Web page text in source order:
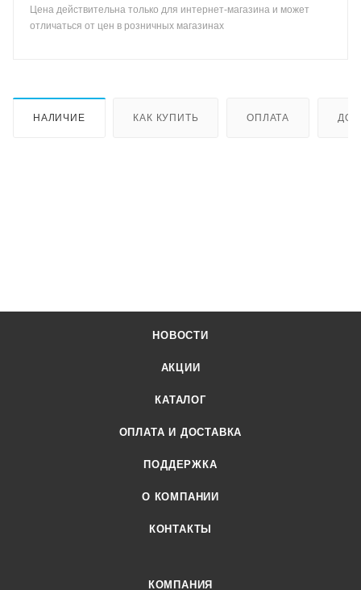
Цена действительна только для интернет-магазина и может
отличаться от цен в розничных магазинах
НАЛИЧИЕ КАК КУПИТЬ ОПЛАТА
НОВОСТИ
АКЦИИ
КАТАЛОГ
ОПЛАТА И ДОСТАВКА
ПОДДЕРЖКА
О КОМПАНИИ
КОНТАКТЫ
КОМПАНИЯ